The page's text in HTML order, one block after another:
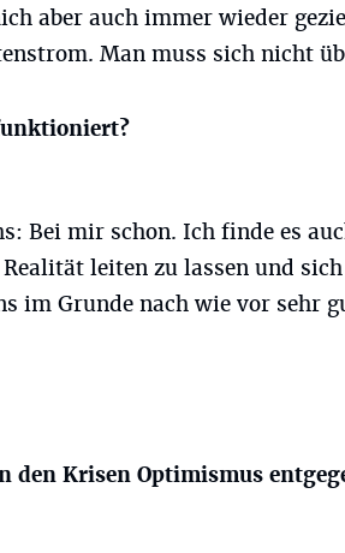
aber auch immer wieder
Man muss sich nicht
Bei mir schon. Ich finde es
leiten zu lassen und
im Grunde nach wie vor sehr
den Krisen Optimismus